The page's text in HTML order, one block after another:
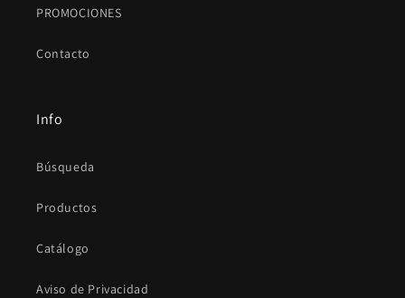
PROMOCIONES
Contacto
Info
Búsqueda
Productos
Catálogo
Aviso de Privacidad